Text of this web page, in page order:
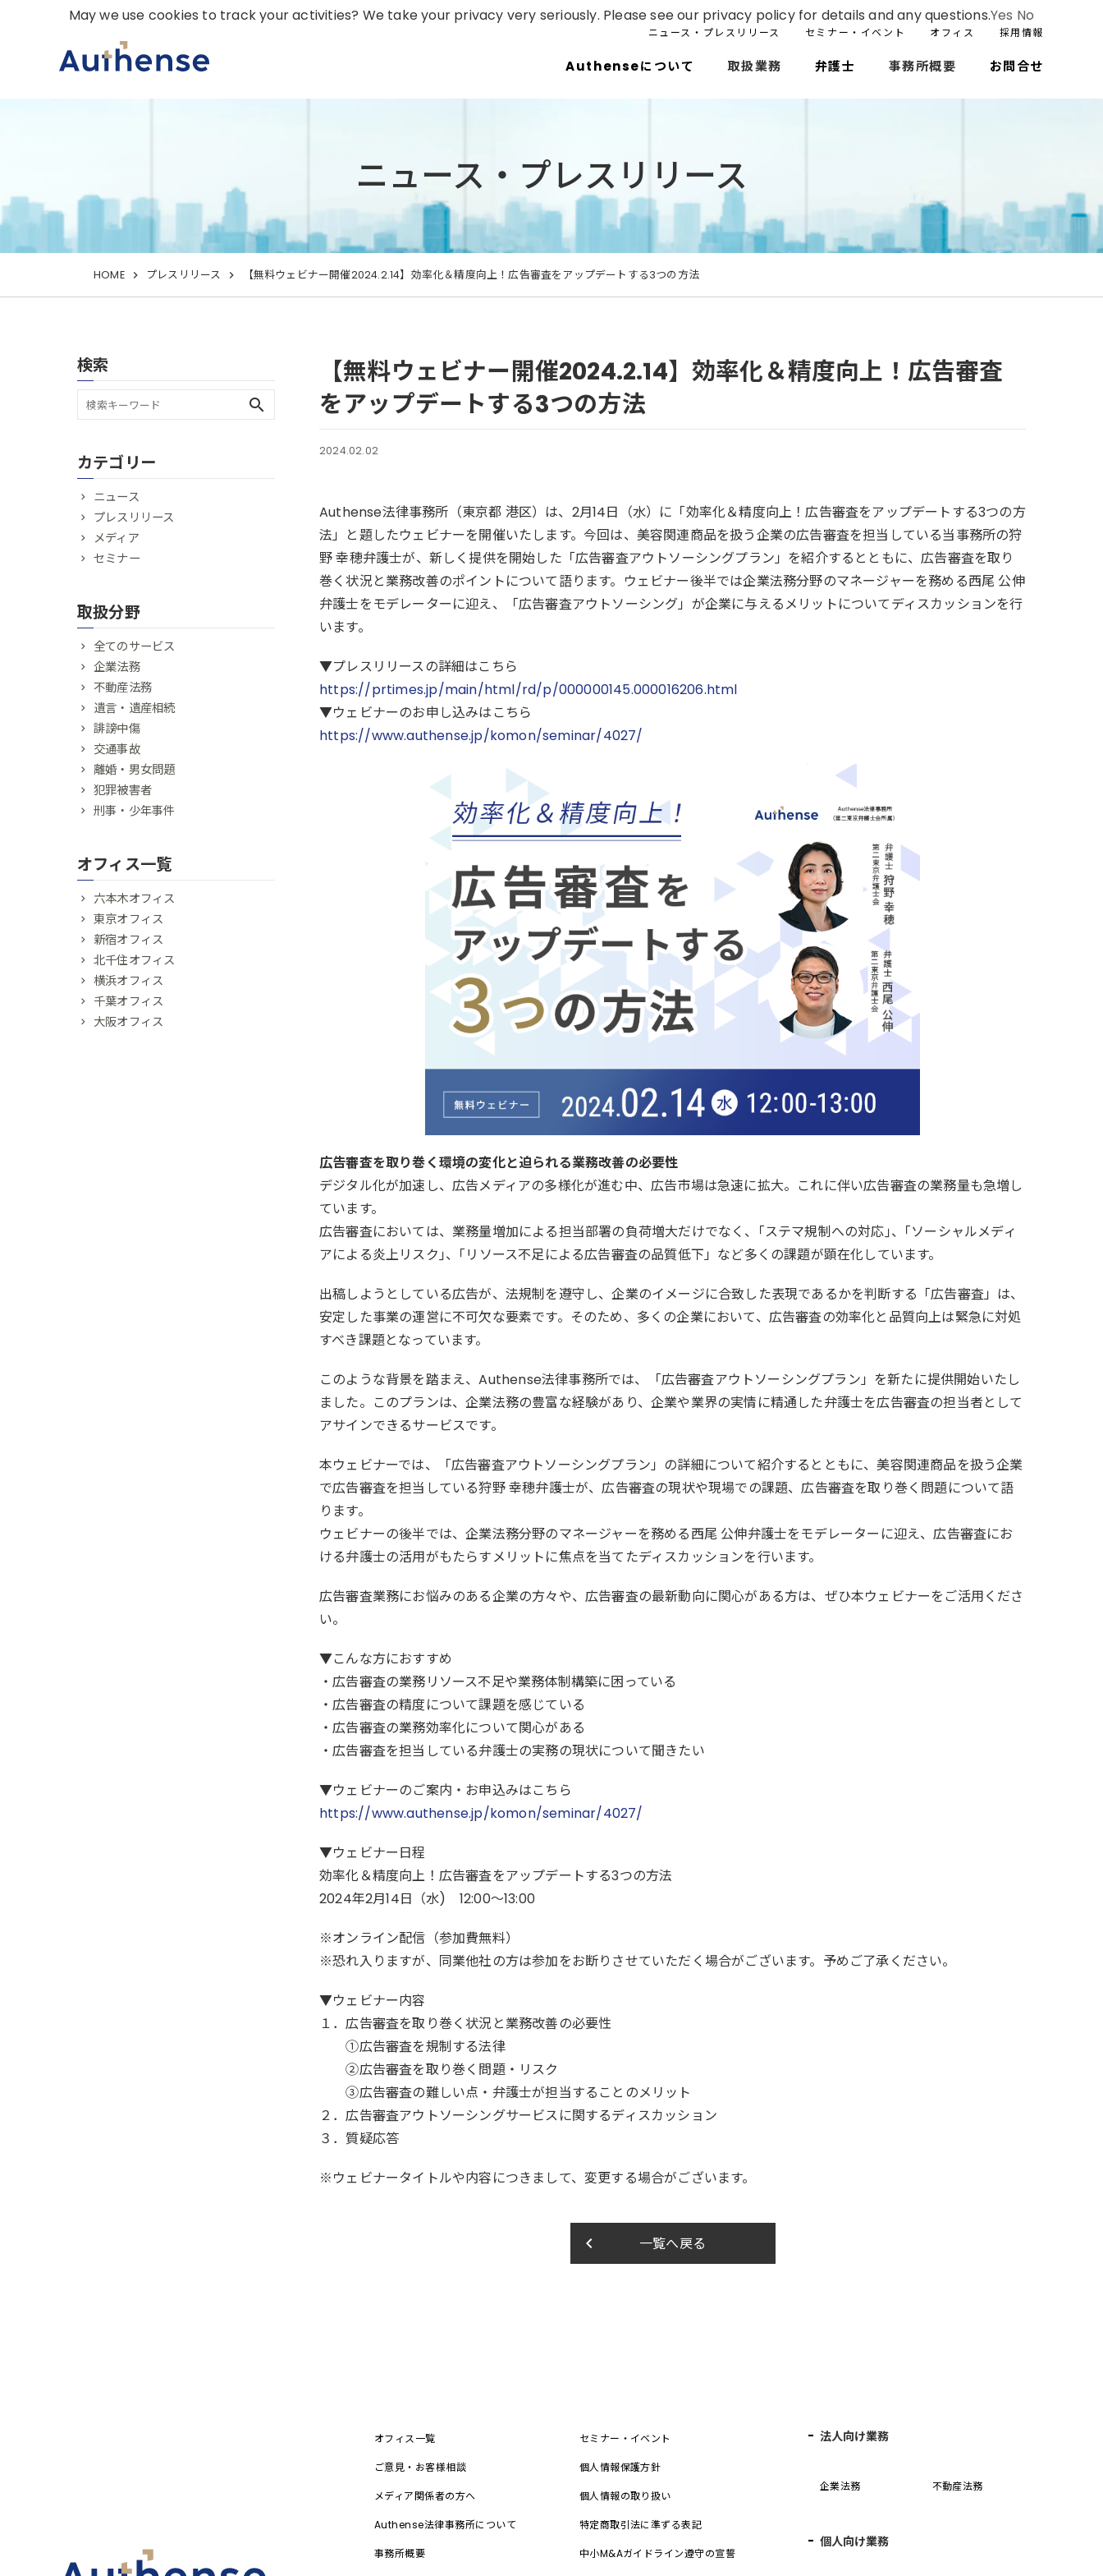
ニュース・プレスリリース セミナー・イベント オフィス 採用情報
Authenseについて 取扱業務 弁護士 事務所概要 お問合せ
ニュース・プレスリリース
HOME プレスリリース 【無料ウェビナー開催2024.2.14】効率化＆精度向上！広告審査をアップデートする3つの方法
【無料ウェビナー開催2024.2.14】効率化＆精度向上！広告審査
をアップデートする3つの方法
2024.02.02
Authense法律事務所（東京都 港区）は、2月14日（水）に「効率化＆精度向上！広告審査をアップデートする3つの方
法」と題したウェビナーを開催いたします。今回は、美容関連商品を扱う企業の広告審査を担当している当事務所の狩
野 幸穂弁護士が、新しく提供を開始した「広告審査アウトソーシングプラン」を紹介するとともに、広告審査を取り
巻く状況と業務改善のポイントについて語ります。ウェビナー後半では企業法務分野のマネージャーを務める西尾 公伸
弁護士をモデレーターに迎え、「広告審査アウトソーシング」が企業に与えるメリットについてディスカッションを行
います。
▼プレスリリースの詳細はこちら
https://prtimes.jp/main/html/rd/p/000000145.000016206.html
▼ウェビナーのお申し込みはこちら
https://www.authense.jp/komon/seminar/4027/
広告審査を取り巻く環境の変化と迫られる業務改善の必要性
デジタル化が加速し、広告メディアの多様化が進む中、広告市場は急速に拡大。これに伴い広告審査の業務量も急増し
ています。
広告審査においては、業務量増加による担当部署の負荷増大だけでなく、｢ステマ規制への対応｣、｢ソーシャルメディ
アによる炎上リスク｣、｢リソース不足による広告審査の品質低下」など多くの課題が顕在化しています。
出稿しようとしている広告が、法規制を遵守し、企業のイメージに合致した表現であるかを判断する「広告審査」は、
安定した事業の運営に不可欠な要素です。そのため、多くの企業において、広告審査の効率化と品質向上は緊急に対処
すべき課題となっています。
このような背景を踏まえ、Authense法律事務所では、「広告審査アウトソーシングプラン」を新たに提供開始いたし
ました。このプランは、企業法務の豊富な経験があり、企業や業界の実情に精通した弁護士を広告審査の担当者として
アサインできるサービスです。
本ウェビナーでは、「広告審査アウトソーシングプラン」の詳細について紹介するとともに、美容関連商品を扱う企業
で広告審査を担当している狩野 幸穂弁護士が、広告審査の現状や現場での課題、広告審査を取り巻く問題について語
ります。
ウェビナーの後半では、企業法務分野のマネージャーを務める西尾 公伸弁護士をモデレーターに迎え、広告審査にお
ける弁護士の活用がもたらすメリットに焦点を当てたディスカッションを行います。
広告審査業務にお悩みのある企業の方々や、広告審査の最新動向に関心がある方は、ぜひ本ウェビナーをご活用くださ
い。
▼こんな方におすすめ
・広告審査の業務リソース不足や業務体制構築に困っている
・広告審査の精度について課題を感じている
・広告審査の業務効率化について関心がある
・広告審査を担当している弁護士の実務の現状について聞きたい
▼ウェビナーのご案内・お申込みはこちら
https://www.authense.jp/komon/seminar/4027/
▼ウェビナー日程
効率化＆精度向上！広告審査をアップデートする3つの方法
2024年2月14日（水) 12:00～13:00
※オンライン配信（参加費無料）
※恐れ入りますが、同業他社の方は参加をお断りさせていただく場合がございます。予めご了承ください。
▼ウェビナー内容
１．広告審査を取り巻く状況と業務改善の必要性
①広告審査を規制する法律
②広告審査を取り巻く問題・リスク
③広告審査の難しい点・弁護士が担当することのメリット
２．広告審査アウトソーシングサービスに関するディスカッション
３．質疑応答
※ウェビナータイトルや内容につきまして、変更する場合がございます。
一覧へ戻る
keyboard_arrow_left
検索
search
カテゴリー
ニュース
プレスリリース
メディア
セミナー
取扱分野
全てのサービス
企業法務
不動産法務
遺言・遺産相続
誹謗中傷
交通事故
離婚・男女問題
犯罪被害者
刑事・少年事件
オフィス一覧
六本木オフィス
東京オフィス
新宿オフィス
北千住オフィス
横浜オフィス
千葉オフィス
大阪オフィス
オフィス一覧
ご意見・お客様相談
メディア関係者の方へ
Authense法律事務所について
事務所概要
セミナー・イベント
個人情報保護方針
個人情報の取り扱い
特定商取引法に準ずる表記
中小M&Aガイドライン遵守の宣誓
法人向け業務
企業法務 不動産法務
個人向け業務
May we use cookies to track your activities? We take your privacy very seriously. Please see our privacy policy for details and any questions.Yes No